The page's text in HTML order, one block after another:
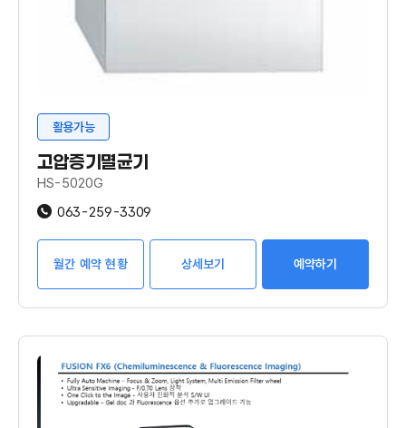
활용가능
고압증기멸균기
HS-5020G
063-259-3309
월간 예약 현황 상세보기 예약하기